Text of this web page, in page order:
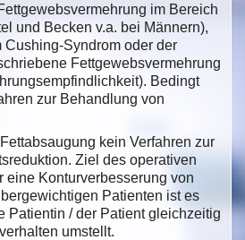
im Bereich
und Becken v.a. bei Männern),
Syndrom oder der
Fettgewebsvermehrung
Bedingt
zur Behandlung von
kein Verfahren zur
Ziel des operativen
eine Konturverbesserung von
Patienten ist es
Patientin / der Patient gleichzeitig
umstellt.